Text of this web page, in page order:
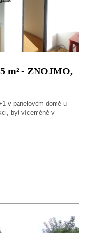
m² - ZNOJMO,
v panelovém domě u
byt víceméně v